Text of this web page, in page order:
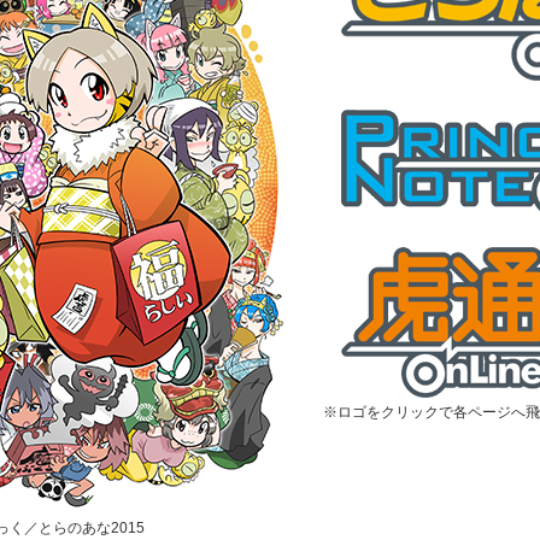
く／とらのあな2015
※ロゴをクリックで各ページへ